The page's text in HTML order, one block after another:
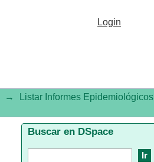
Login
→
Listar Informes Epidemiológicos
Buscar en DSpace